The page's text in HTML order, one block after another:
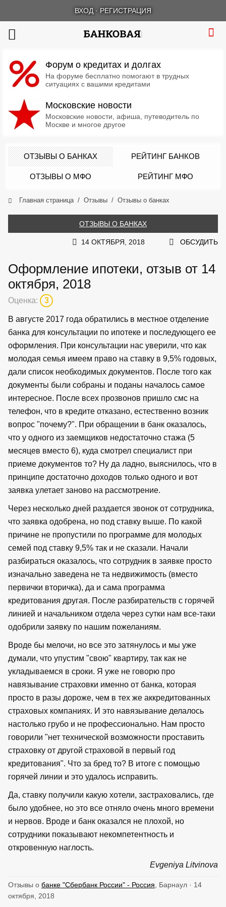
ВХОД · РЕГИСТРАЦИЯ
Форум о кредитах и долгах
На форуме бесплатно помогают в трудных
ситуациях с вашими кредитами
Московские новости
Московские новости, афиша, путеводитель по
Москве и многое другое
ОТЗЫВЫ О БАНКАХ РЕЙТИНГ БАНКОВ
ОТЗЫВЫ О МФО РЕЙТИНГ МФО
Главная страница Отзывы Отзывы о банках
ОТЗЫВЫ О БАНКАХ
14 ОКТЯБРЯ, 2018 ОБСУДИТЬ
Оформление ипотеки, отзыв от 14
октября, 2018
Оценка: 3
В августе 2017 года обратились в местное отделение
банка для консультации по ипотеке и последующего ее
оформления. При консультации нас уверили, что как
молодая семья имеем право на ставку в 9,5% годовых,
дали список необходимых документов. После того как
документы были собраны и поданы началось самое
интересное. После всех прозвонов пришло смс на
телефон, что в кредите отказано, естественно возник
вопрос "почему?". При обращении в банк оказалось,
что у одного из заемщиков недостаточно стажа (5
месяцев вместо 6), куда смотрел специалист при
приеме документов то? Ну да ладно, выяснилось, что в
принципе достаточно доходов только одного и вот
заявка улетает заново на рассмотрение.
Через несколько дней раздается звонок от сотрудника,
что заявка одобрена, но под ставку выше. По какой
причине не пропустили по программе для молодых
семей под ставку 9,5% так и не сказали. Начали
разбираться оказалось, что сотрудник в заявке просто
изначально заведена не та недвижимость (вместо
первички вторичка), да и сама программа
кредитования другая. После разбирательств с горячей
линией и начальником отдела через сутки нам все-таки
одобрили заявку по нашим пожеланиям.
Вроде бы мелочи, но все это затянулось и мы уже
думали, что упустим "свою" квартиру, так как не
укладываемся в сроки. Я уже не говорю про
навязывание страховки именно от банка, которая
просто в разы дороже, чем в тех же аккредитованных
страховых компаниях. И это навязывание делалось
настолько грубо и не профессионально. Нам просто
говорили "нет технической возможности проставить
страховку от другой страховой в первый год
кредитования". Что за бред то? В итоге с помощью
горячей линии и это удалось исправить.
Да, ставку получили какую хотели, застраховались, где
было удобнее, но это все отняло очень много времени
и нервов. Вроде и банк оказался не плохой, но
сотрудники показывают некомпетентность и
откровенную наглость.
Evgeniya Litvinova
Отзывы о банке "Сбербанк России" - Россия , Барнаул · 14
октября, 2018